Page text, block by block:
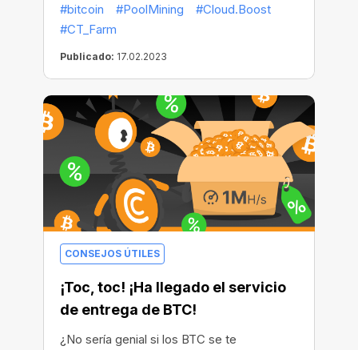
varios meses ha seguido creciendo y el
ritmo de este crecimiento pronto igualará o
tal vez superará al del segundo espacio.
#bitcoin #PoolMining
#Cloud.Boost
#CT_Farm
Publicado: 17.02.2023
CONSEJOS ÚTILES
¡Toc, toc! ¡Ha llegado el servicio
de entrega de BTC!
¿No sería genial si los BTC se te